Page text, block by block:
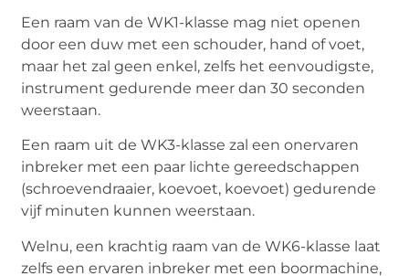
Een raam van de WK1-klasse mag niet openen
door een duw met een schouder, hand of voet,
maar het zal geen enkel, zelfs het eenvoudigste,
instrument gedurende meer dan 30 seconden
weerstaan.
Een raam uit de WK3-klasse zal een onervaren
inbreker met een paar lichte gereedschappen
(schroevendraaier, koevoet, koevoet) gedurende
vijf minuten kunnen weerstaan.
Welnu, een krachtig raam van de WK6-klasse laat
zelfs een ervaren inbreker met een boormachine,